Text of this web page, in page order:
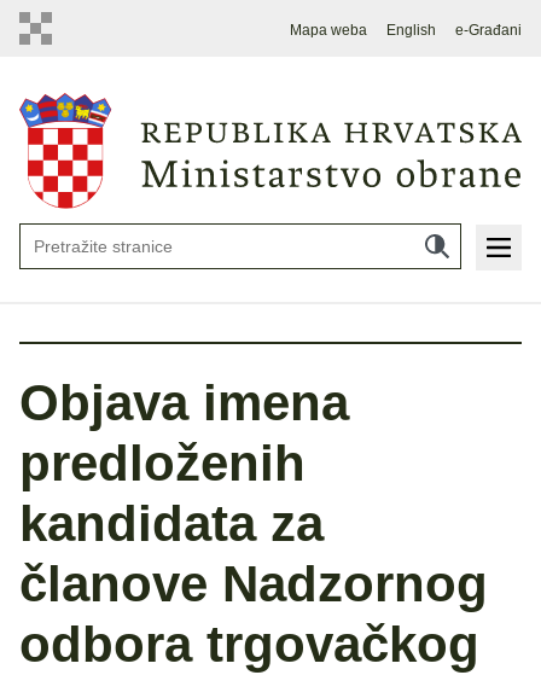
Mapa weba English e-Građani
Objava imena
predloženih
kandidata za
članove Nadzornog
odbora trgovačkog